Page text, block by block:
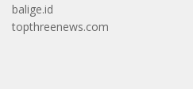
balige.id
topthreenews.com